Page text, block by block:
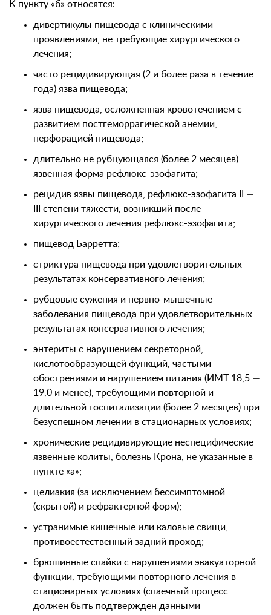
К пункту «б» относятся:
дивертикулы пищевода с клиническими
проявлениями, не требующие хирургического
лечения;
часто рецидивирующая (2 и более раза в течение
года) язва пищевода;
язва пищевода, осложненная кровотечением с
развитием постгеморрагической анемии,
перфорацией пищевода;
длительно не рубцующаяся (более 2 месяцев)
язвенная форма рефлюкс-эзофагита;
рецидив язвы пищевода, рефлюкс-эзофагита II —
III степени тяжести, возникший после
хирургического лечения рефлюкс-эзофагита;
пищевод Барретта;
стриктура пищевода при удовлетворительных
результатах консервативного лечения;
рубцовые сужения и нервно-мышечные
заболевания пищевода при удовлетворительных
результатах консервативного лечения;
энтериты с нарушением секреторной,
кислотообразующей функций, частыми
обострениями и нарушением питания (ИМТ 18,5 —
19,0 и менее), требующими повторной и
длительной госпитализации (более 2 месяцев) при
безуспешном лечении в стационарных условиях;
хронические рецидивирующие неспецифические
язвенные колиты, болезнь Крона, не указанные в
пункте «а»;
целиакия (за исключением бессимптомной
(скрытой) и рефрактерной форм);
устранимые кишечные или каловые свищи,
противоестественный задний проход;
брюшинные спайки с нарушениями эвакуаторной
функции, требующими повторного лечения в
стационарных условиях (спаечный процесс
должен быть подтвержден данными